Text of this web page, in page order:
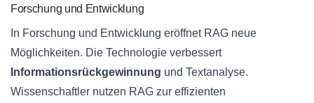
Forschung und Entwicklung
In Forschung und Entwicklung eröffnet RAG neue
Möglichkeiten. Die Technologie verbessert
Informationsrückgewinnung und Textanalyse.
Wissenschaftler nutzen RAG zur effizienten